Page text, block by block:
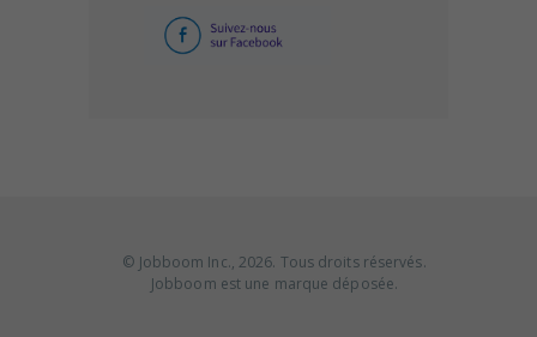
© Jobboom Inc., 2026. Tous droits réservés.
Jobboom est une marque déposée.